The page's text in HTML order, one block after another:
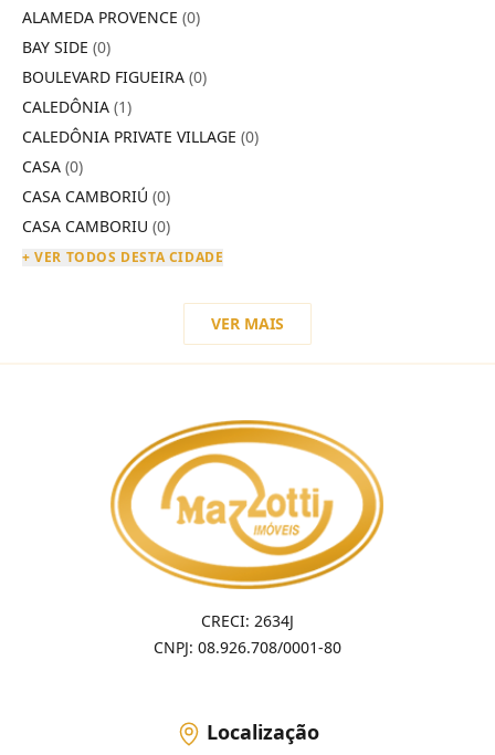
ALAMEDA PROVENCE (0)
BAY SIDE (0)
BOULEVARD FIGUEIRA (0)
CALEDÔNIA (1)
CALEDÔNIA PRIVATE VILLAGE (0)
CASA (0)
CASA CAMBORIÚ (0)
CASA CAMBORIU (0)
+ VER TODOS DESTA CIDADE
VER MAIS
CRECI: 2634J
CNPJ: 08.926.708/0001-80
Localização